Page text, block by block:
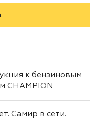
к бензиновым
CHAMPION
Самир в сети.